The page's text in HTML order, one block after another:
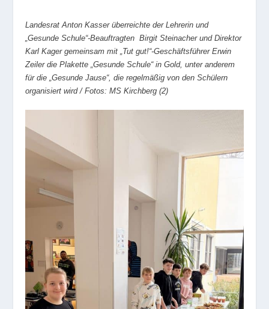
Landesrat Anton Kasser überreichte der Lehrerin und
„Gesunde Schule“-Beauftragten Birgit Steinacher und Direktor
Karl Kager gemeinsam mit „Tut gut!“-Geschäftsführer Erwin
Zeiler die Plakette „Gesunde Schule“ in Gold, unter anderem
für die „Gesunde Jause“, die regelmäßig von den Schülern
organisiert wird / Fotos: MS Kirchberg (2)